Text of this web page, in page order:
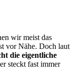
wir meist das
vor Nähe. Doch laut
die eigentliche
steckt fast immer